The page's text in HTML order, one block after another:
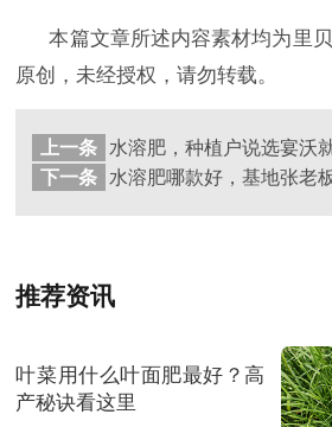
本篇文章所述内容素材均为里
原创，未经授权，请勿转载。
上一条
下一条
推荐资讯
叶菜用什么叶面肥最好？高
产秘诀看这里